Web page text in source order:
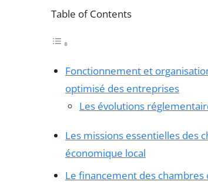
Table of Contents
Fonctionnement et
optimisé des entreprises
Les évolutions
Les missions essentielles des
économique local
Le financement des